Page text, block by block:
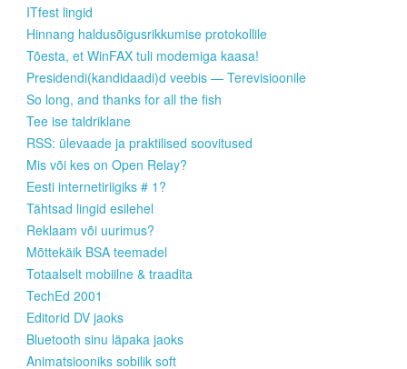
ITfest lingid
Hinnang haldusõigusrikkumise protokollile
Tõesta, et WinFAX tuli modemiga kaasa!
Presidendi(kandidaadi)d veebis — Terevisioonile
So long, and thanks for all the fish
Tee ise taldriklane
RSS: ülevaade ja praktilised soovitused
Mis või kes on Open Relay?
Eesti internetiriigiks # 1?
Tähtsad lingid esilehel
Reklaam või uurimus?
Mõttekäik BSA teemadel
Totaalselt mobiilne & traadita
TechEd 2001
Editorid DV jaoks
Bluetooth sinu läpaka jaoks
Animatsiooniks sobilik soft